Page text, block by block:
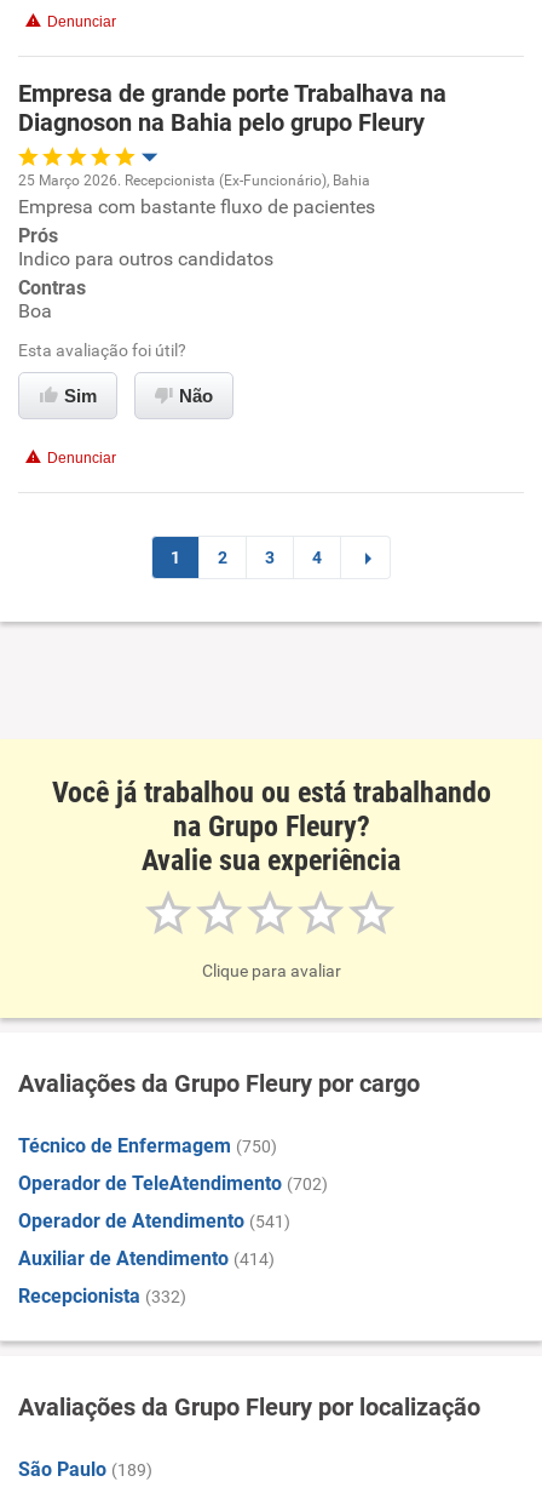
Benefícios
Recomenda esta empresa
Não recomenda a diretoria
Denunciar
Empresa de grande porte Trabalhava na
Diagnoson na Bahia pelo grupo Fleury
Oportunidade de promoção
Ambiente de trabalho
Benefícios
Recomenda esta empresa
Recomenda a diretoria
25 Março 2026. Recepcionista (Ex-Funcionário), Bahia
Empresa com bastante fluxo de pacientes
Prós
Indico para outros candidatos
Contras
Boa
Esta avaliação foi útil?
Sim Não
Denunciar
1 2 3 4
Você já trabalhou ou está trabalhando
na Grupo Fleury?
Avalie sua experiência
Clique para avaliar
Avaliações da Grupo Fleury por cargo
Técnico de Enfermagem (750)
Operador de TeleAtendimento (702)
Operador de Atendimento (541)
Auxiliar de Atendimento (414)
Recepcionista (332)
Avaliações da Grupo Fleury por localização
São Paulo (189)